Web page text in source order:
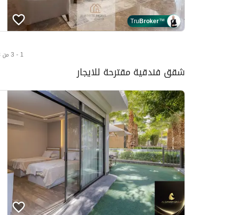
TruBroker™
1 - 3 من 3 شقق فندقية
شقق فندقية مقترحة للايجار